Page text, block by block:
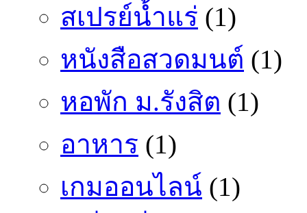
สเปรย์น้ำแร่ (1)
หนังสือสวดมนต์ (1)
หอพัก ม.รังสิต (1)
อาหาร (1)
เกมออนไลน์ (1)